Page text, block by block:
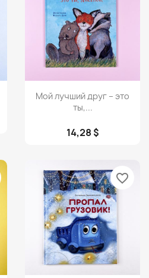
Просмотр
Мой лучший друг – это
ты,...
14,28 $
favorite_border